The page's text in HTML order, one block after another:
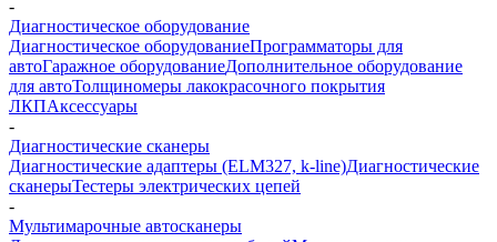
-
Диагностическое оборудование
Диагностическое оборудованиеПрограмматоры для
автоГаражное оборудованиеДополнительное оборудование
для автоТолщиномеры лакокрасочного покрытия
ЛКПАксессуары
-
Диагностические сканеры
Диагностические адаптеры (ELM327, k-line)Диагностические
сканерыТестеры электрических цепей
-
Мультимарочные автосканеры